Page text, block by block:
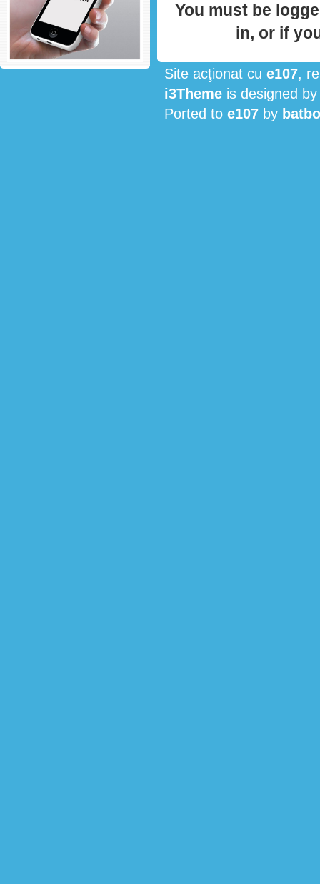
You must be
in, or if
Site acţionat cu e107,
i3Theme is designed
Ported to e107 by